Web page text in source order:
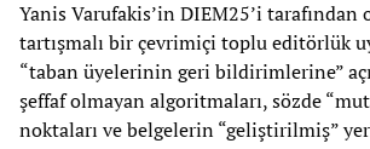
Yanis Varufakis’in DIEM25’i
tartışmalı bir çevrimiçi toplu editörlük
“taban üyelerinin geri bildirimlerine”
şeffaf olmayan algoritmaları, sözde
noktaları ve belgelerin “geliştirilmiş”